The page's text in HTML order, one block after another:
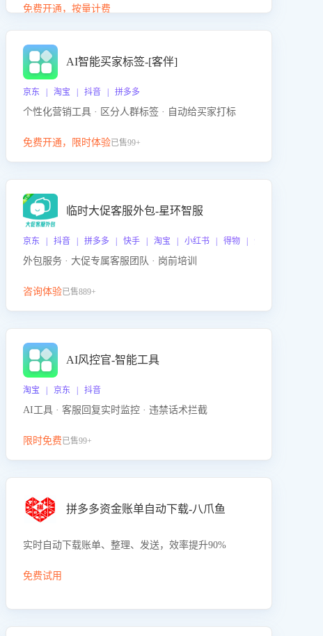
因，并输出可落地的改进建议，通过挖掘用户痛点驱
免费开通，按量计费
AI智能买家标签-[客伴]
京东 | 淘宝 | 抖音 | 拼多多
个性化营销工具 · 区分人群标签 · 自动给买家打标
免费开通，限时体验已售99+
临时大促客服外包-星环智服
京东 | 抖音 | 拼多多 | 快手 | 淘宝 | 小红书 | 得物 | 企业微信
外包服务 · 大促专属客服团队 · 岗前培训
咨询体验已售889+
AI风控官-智能工具
淘宝 | 京东 | 抖音
AI工具 · 客服回复实时监控 · 违禁话术拦截
限时免费已售99+
拼多多资金账单自动下载-八爪鱼
实时自动下载账单、整理、发送，效率提升90%
免费试用